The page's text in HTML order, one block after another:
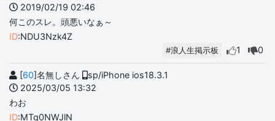
2019/02/19 02:46
何このスレ。頭悪いなぁ～
ID:NDU3Nzk4Z
#浪人生掲示板 1 0
[60]名無しさん
sp/iPhone ios18.3.1
2025/03/05 13:32
わお
ID:MTg0NWJlN